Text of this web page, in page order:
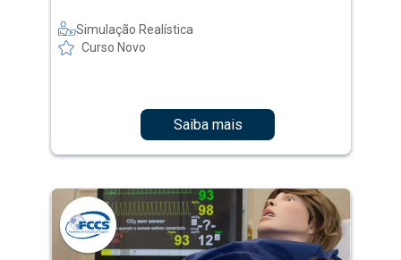
Simulação Realística
Curso Novo
Saiba mais